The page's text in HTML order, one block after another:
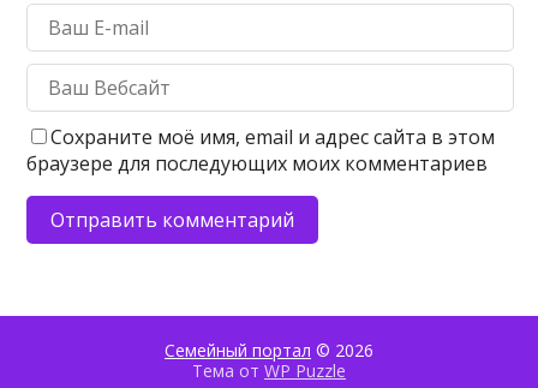
Сохраните моё имя, email и адрес сайта в этом
браузере для последующих моих комментариев
Семейный портал © 2026
Тема от WP Puzzle